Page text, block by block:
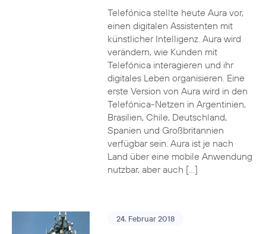
Telefónica stellte heute Aura vor,
einen digitalen Assistenten mit
künstlicher Intelligenz. Aura wird
verändern, wie Kunden mit
Telefónica interagieren und ihr
digitales Leben organisieren. Eine
erste Version von Aura wird in den
Telefónica-Netzen in Argentinien,
Brasilien, Chile, Deutschland,
Spanien und Großbritannien
verfügbar sein. Aura ist je nach
Land über eine mobile Anwendung
nutzbar, aber auch […]
24. Februar 2018